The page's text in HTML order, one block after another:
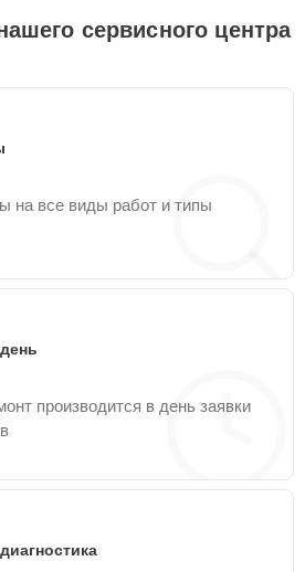
сервисного центра
на все виды работ и типы
производится в день заявки